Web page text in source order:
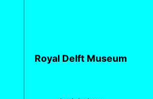
Royal Delft Museum